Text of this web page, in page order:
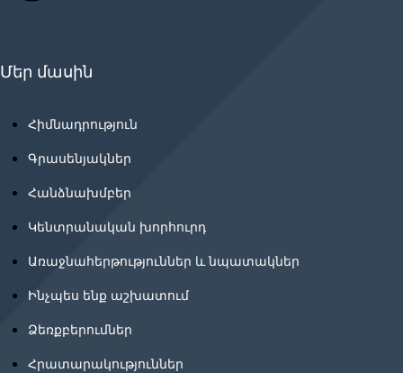
Մեր մասին
Հիմնադրություն
Գրասենյակներ
Հանձնախմբեր
Կենտրանական խորհուրդ
Առաջնահերթություններ և նպատակներ
Ինչպես ենք աշխատում
Ձեռքբերումներ
Հրատարակություններ